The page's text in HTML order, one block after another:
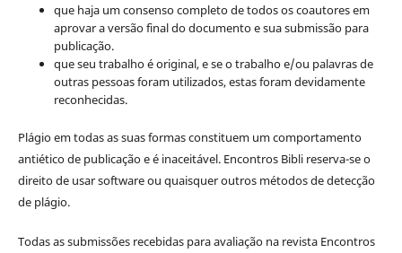
que haja um consenso completo de todos os coautores em
aprovar a versão final do documento e sua submissão para
publicação.
que seu trabalho é original, e se o trabalho e/ou palavras de
outras pessoas foram utilizados, estas foram devidamente
reconhecidas.
Plágio em todas as suas formas constituem um comportamento
antiético de publicação e é inaceitável. Encontros Bibli reserva-se o
direito de usar software ou quaisquer outros métodos de detecção
de plágio.
Todas as submissões recebidas para avaliação na revista Encontros